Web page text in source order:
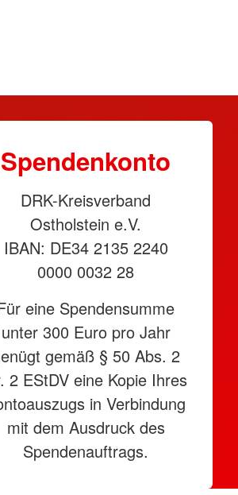
Spendenkonto
DRK-Kreisverband
Ostholstein e.V.
IBAN: DE34 2135 2240
0000 0032 28
eine Spendensumme
unter 300 Euro pro Jahr
gemäß § 50 Abs. 2
2 EStDV eine Kopie Ihres
in Verbindung
mit dem Ausdruck des
Spendenauftrags.